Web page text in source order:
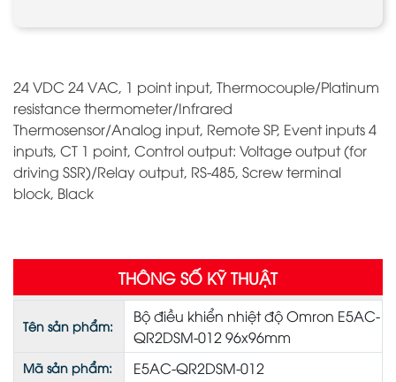
24 VDC 24 VAC, 1 point input, Thermocouple/Platinum
resistance thermometer/Infrared
Thermosensor/Analog input, Remote SP, Event inputs 4
inputs, CT 1 point, Control output: Voltage output (for
driving SSR)/Relay output, RS-485, Screw terminal
block, Black
THÔNG SỐ KỸ THUẬT
Tên sản phẩm:
Bộ điều khiển nhiệt độ Omron E5AC-
QR2DSM-012 96x96mm
Mã sản phẩm: E5AC-QR2DSM-012